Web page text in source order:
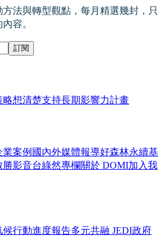
法與轉型觀點，每月精選幾封，只
容。
訂閱
略想清楚支持長期影響力計畫
案例 國內外媒體報導好森林永續基
勝影音台綠然專欄關於 DOMI加入我
候行動進度報告多元共融 JEDI政府